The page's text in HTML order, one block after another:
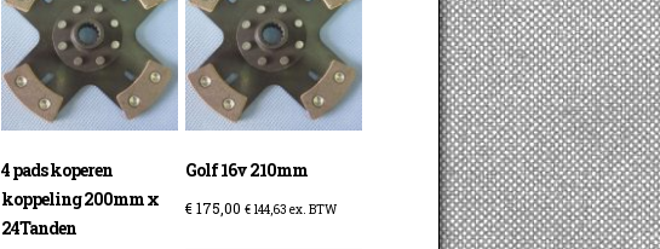
4 pads koperen
koppeling 200mm x
24Tanden
Golf 16v 210mm
€175,00 €144,63 ex. BTW